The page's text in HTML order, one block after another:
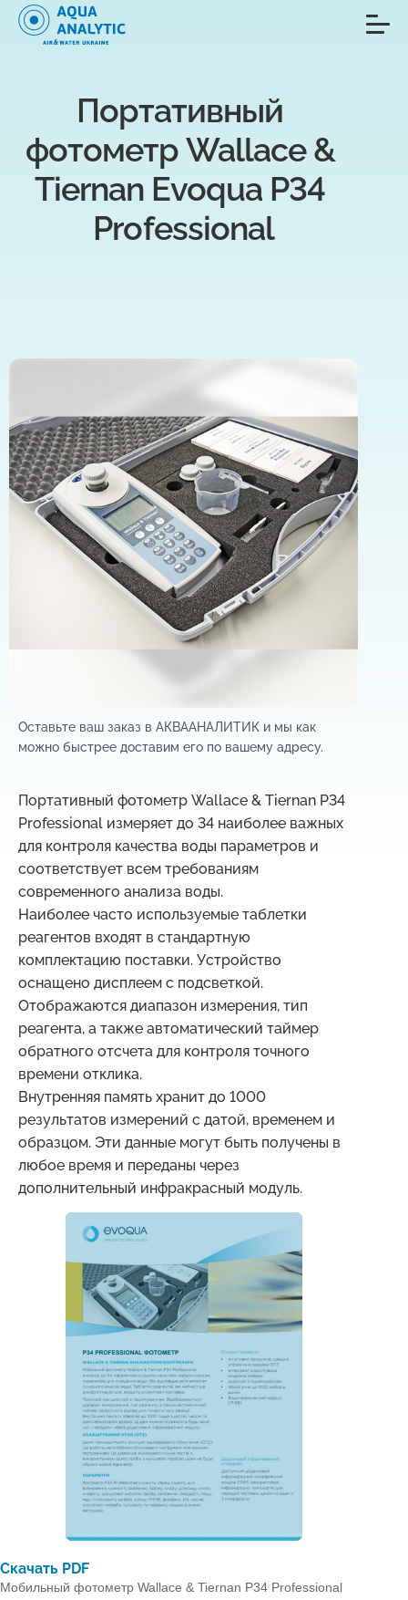
Портативный
фотометр Wallace &
Tiernan Evoqua P34
Professional
Оставьте ваш заказ в АКВААНАЛИТИК и мы как
можно быстрее доставим его по вашему адресу.
Портативный фотометр Wallace & Tiernan P34
Professional измеряет до 34 наиболее важных
для контроля качества воды параметров и
соответствует всем требованиям
современного анализа воды.
Наиболее часто используемые таблетки
реагентов входят в стандартную
комплектацию поставки. Устройство
оснащено дисплеем с подсветкой.
Отображаются диапазон измерения, тип
реагента, а также автоматический таймер
обратного отсчета для контроля точного
времени отклика.
Внутренняя память хранит до 1000
результатов измерений с датой, временем и
образцом. Эти данные могут быть получены в
любое время и переданы через
дополнительный инфракрасный модуль.
Скачать PDF
Мобильный фотометр Wallace & Tiernan P34 Professional